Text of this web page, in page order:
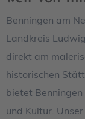
Benningen am
Landkreis
direkt am
historischen
bietet
und Kultur.